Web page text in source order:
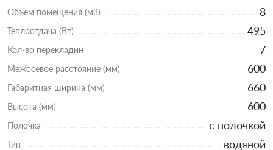
Объем помещения (м3) 8
Теплоотдача (Вт) 495
Кол-во перекладин 7
Межосевое расстояние (мм) 600
Габаритная ширина (мм) 660
Высота (мм) 600
Полочка с полочкой
Тип водяной